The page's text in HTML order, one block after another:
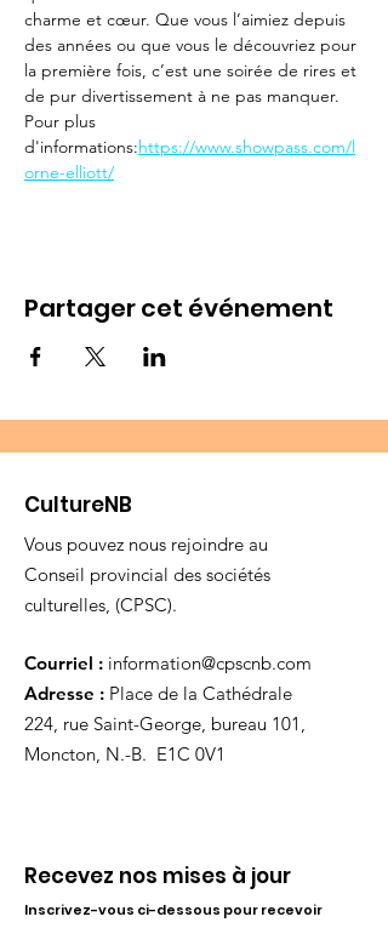
charme et cœur. Que vous l’aimiez depuis
des années ou que vous le découvriez pour
la première fois, c’est une soirée de rires et
de pur divertissement à ne pas manquer.
Pour plus
d'informations:https://www.showpass.com/l
orne-elliott/
Partager cet événement
CultureNB
Vous pouvez nous rejoindre au
Conseil provincial des sociétés
culturelles, (CPSC).
Courriel : information@cpscnb.com
Adresse : Place de la Cathédrale
224, rue Saint-George, bureau 101,
Moncton, N.-B. E1C 0V1
Recevez nos mises à jour
Inscrivez-vous ci-dessous pour recevoir